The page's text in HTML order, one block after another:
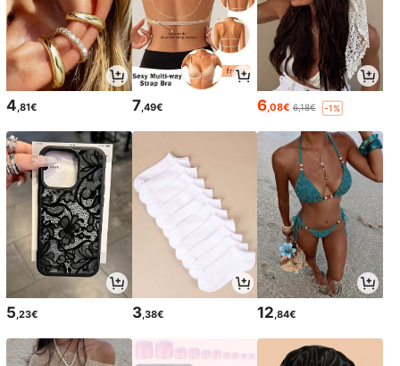
4,81€ 7,49€ 6,08€ 6,18€ -1%
5,23€ 3,38€ 12,84€